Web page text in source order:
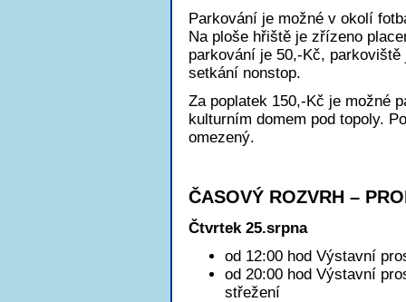
Parkování je možné v okolí
Na ploše hřiště je zřízeno
parkování je 50,-Kč,
setkání nonstop.
Za poplatek 150,-Kč je možné
kulturním domem pod topoly.
omezený.
ČASOVÝ ROZVRH –
Čtvrtek 25.srpna
od 12:00 hod Výstavní
od 20:00 hod Výstavní
střežení